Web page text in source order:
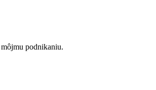
podnikaniu.